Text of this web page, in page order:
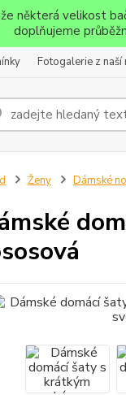
některá velikost
doplňujeme
Fotogalerie z naší
Ženy Dámské